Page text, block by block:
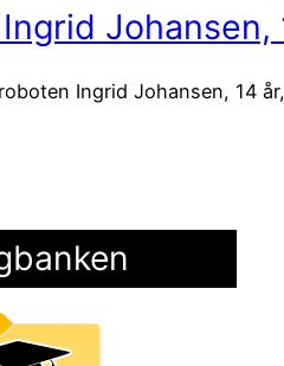
Johansen,
Ingrid Johansen, 14